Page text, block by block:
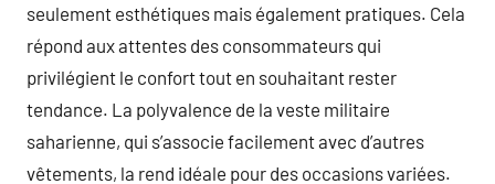
seulement esthétiques mais également pratiques. Cela
répond aux attentes des consommateurs qui
privilégient le confort tout en souhaitant rester
tendance. La polyvalence de la veste militaire
saharienne, qui s’associe facilement avec d’autres
vêtements, la rend idéale pour des occasions variées.